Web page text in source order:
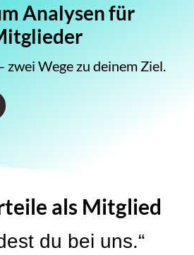
Analysen für
zwei Wege zu deinem Ziel.
als Mitglied
du bei uns.“